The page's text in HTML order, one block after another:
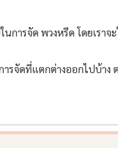
ารจัด พวงหรีด โดยเราจ
ารจัดที่แตกต่างออกไปบ้า